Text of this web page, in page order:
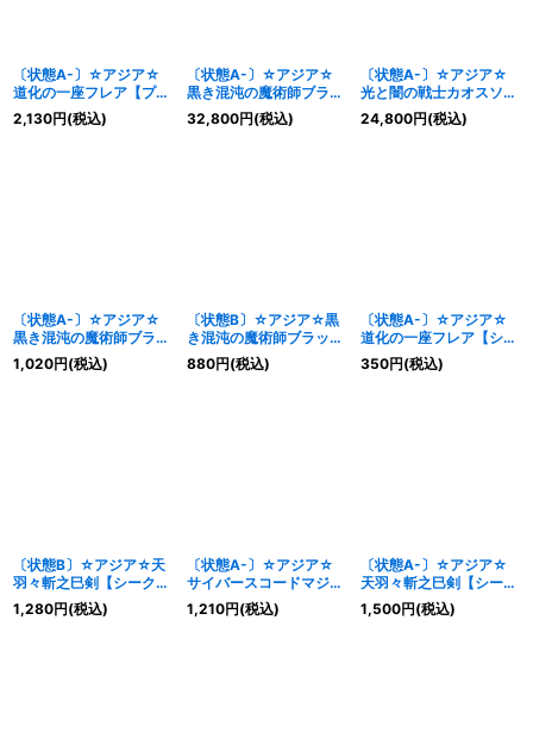
〔状態A-〕☆アジア☆
道化の一座フレア【プリ
ズマティックシークレッ
ト】{アジアBLZD-
2,130円(税込)
〔状態A-〕☆アジア☆
黒き混沌の魔術師ブラッ
クカオス【OFプリズマ
ティックシークレット】
32,800円(税込)
〔状態A-〕☆アジア☆
光と闇の戦士カオスソル
ジャー【OFプリズマテ
ィックシークレット】
24,800円(税込)
〔状態A-〕☆アジア☆
黒き混沌の魔術師ブラッ
クカオス【シークレッ
ト】{アジアCORI-
1,020円(税込)
〔状態B〕☆アジア☆黒
き混沌の魔術師ブラック
カオス【シークレット】
{アジアCORI-JP027}
880円(税込)
〔状態A-〕☆アジア☆
道化の一座フレア【シー
クレット】{アジア
BLZD-JP029}《儀式》
350円(税込)
〔状態B〕☆アジア☆天
羽々斬之巳剣【シークレ
ット】{アジアWPP6-
JP035}《儀式》
1,280円(税込)
〔状態A-〕☆アジア☆
サイバースコードマジシ
ャン【OFプリズマティ
ックシークレット】{ア
1,210円(税込)
〔状態A-〕☆アジア☆
天羽々斬之巳剣【シーク
レット】{アジアWPP6-
JP035}《儀式》
1,500円(税込)